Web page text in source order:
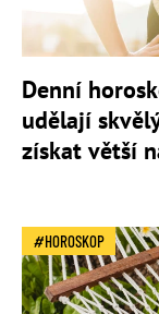
Denní
udělají
získat větší
HOROSKOP